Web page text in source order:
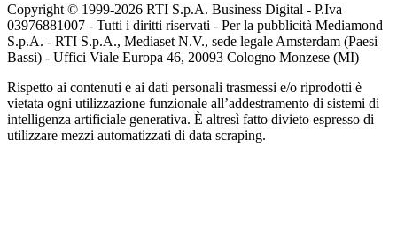
Copyright © 1999-2026 RTI S.p.A. Business Digital - P.Iva
03976881007 - Tutti i diritti riservati - Per la pubblicità Mediamond
S.p.A. - RTI S.p.A., Mediaset N.V., sede legale Amsterdam (Paesi
Bassi) - Uffici Viale Europa 46, 20093 Cologno Monzese (MI)
Rispetto ai contenuti e ai dati personali trasmessi e/o riprodotti è
vietata ogni utilizzazione funzionale all’addestramento di sistemi di
intelligenza artificiale generativa. È altresì fatto divieto espresso di
utilizzare mezzi automatizzati di data scraping.